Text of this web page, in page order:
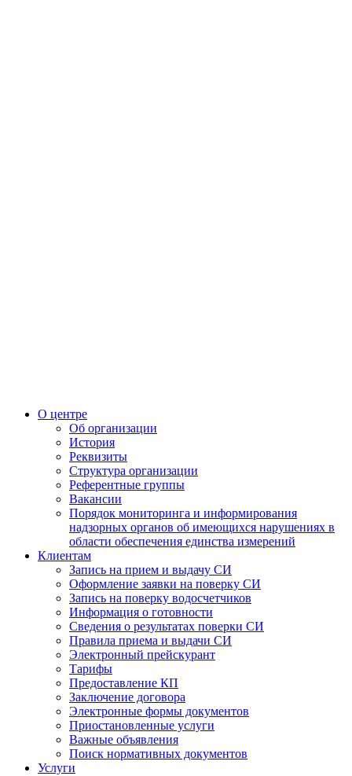
О центре
Об организации
История
Реквизиты
Структура организации
Референтные группы
Вакансии
Порядок мониторинга и информирования
надзорных органов об имеющихся нарушениях в
области обеспечения единства измерений
Клиентам
Запись на прием и выдачу СИ
Оформление заявки на поверку СИ
Запись на поверку водосчетчиков
Информация о готовности
Сведения о результатах поверки СИ
Правила приема и выдачи СИ
Электронный прейскурант
Тарифы
Предоставление КП
Заключение договора
Электронные формы документов
Приостановленные услуги
Важные объявления
Поиск нормативных документов
Услуги